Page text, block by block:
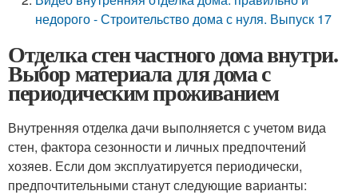
недорого - Строительство дома с нуля. Выпуск 17
Отделка стен частного дома внутри.
Выбор материала для дома с
периодическим проживанием
Внутренняя отделка дачи выполняется с учетом вида
стен, фактора сезонности и личных предпочтений
хозяев. Если дом эксплуатируется периодически,
предпочтительными станут следующие варианты: